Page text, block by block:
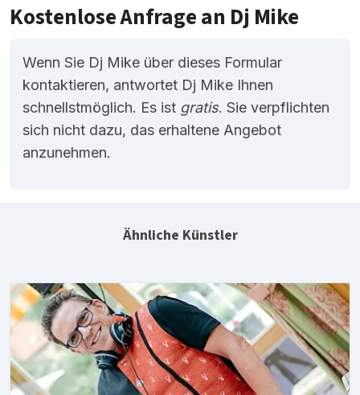
Kostenlose Anfrage an Dj Mike
Wenn Sie Dj Mike über dieses Formular
kontaktieren, antwortet Dj Mike Ihnen
schnellstmöglich. Es ist gratis. Sie verpflichten
sich nicht dazu, das erhaltene Angebot
anzunehmen.
Ähnliche Künstler